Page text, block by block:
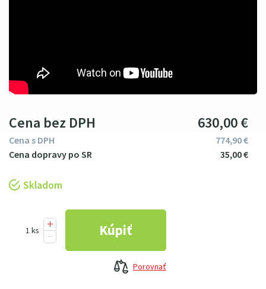
Skladom
Cena bez DPH 630 00€
Cena s DPH 774 90€
35 00€
Porovnať